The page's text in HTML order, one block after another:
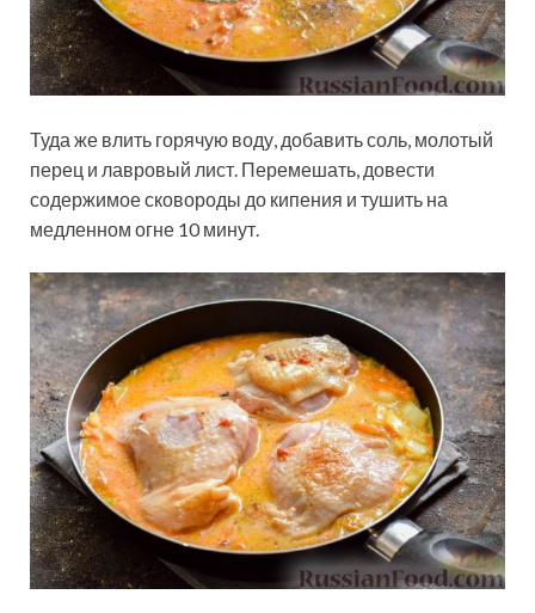
Туда же влить горячую воду, добавить соль, молотый
перец и лавровый лист. Перемешать, довести
содержимое сковороды до кипения и тушить на
медленном огне 10 минут.